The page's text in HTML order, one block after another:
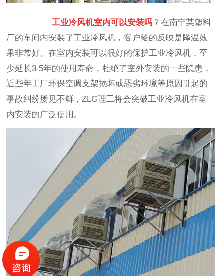
工业冷风机室内可以安装吗 ？在南宁某塑料
厂的车间内安装了工业冷风机，客户给的反映是降温效
果非常好。在室内安装可以很好的保护工业冷风机，至
少延长3-5年的使用寿命，杜绝了室外安装的一些隐患，
近些年工厂环保空调支架损坏或恶劣环境等原因引起的
事故纠纷屡见不鲜，ZLG理工将会突破工业冷风机在室
内安装的广泛使用。